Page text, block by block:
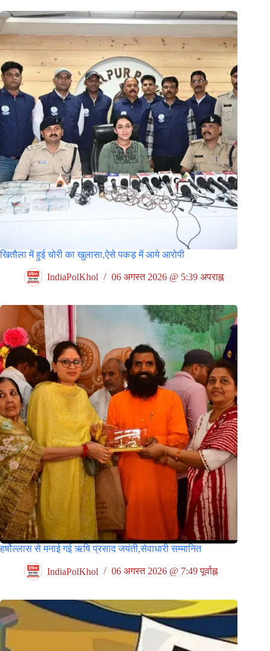
खितौला में हुई चोरी का खुलासा,ऐसे पकड़ में आये आरोपी
IndiaPolKhol 06 अगस्त 2026 @ 5:39 अपराह्न
हर्षोल्लास से मनाई गई ऋषि प्रसाद जयंती,सेवाधारी सम्मानित
IndiaPolKhol 06 अगस्त 2026 @ 7:49 पूर्वाह्न